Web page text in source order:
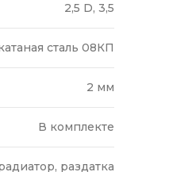
2,5 D, 3,5
сталь 08КП
2 мм
В комплекте
раздатка